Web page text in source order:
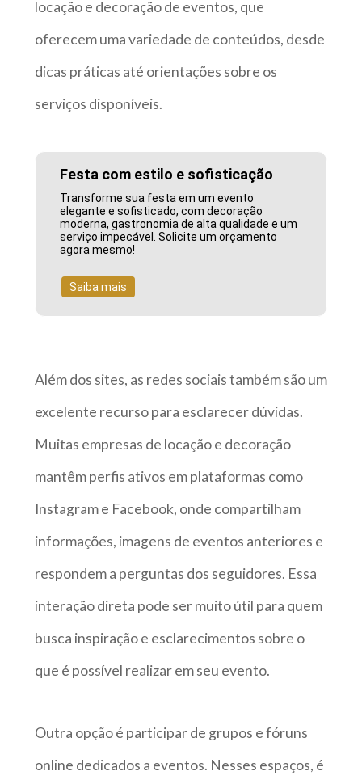
locação e decoração de eventos, que
oferecem uma variedade de conteúdos, desde
dicas práticas até orientações sobre os
serviços disponíveis.
Festa com estilo e sofisticação
Transforme sua festa em um evento
elegante e sofisticado, com decoração
moderna, gastronomia de alta qualidade e um
serviço impecável. Solicite um orçamento
agora mesmo!
Saiba mais
Além dos sites, as redes sociais também são um
excelente recurso para esclarecer dúvidas.
Muitas empresas de locação e decoração
mantêm perfis ativos em plataformas como
Instagram e Facebook, onde compartilham
informações, imagens de eventos anteriores e
respondem a perguntas dos seguidores. Essa
interação direta pode ser muito útil para quem
busca inspiração e esclarecimentos sobre o
que é possível realizar em seu evento.
Outra opção é participar de grupos e fóruns
online dedicados a eventos. Nesses espaços, é